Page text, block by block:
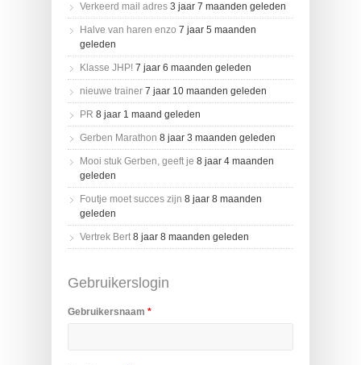
Verkeerd mail adres 3 jaar 7 maanden geleden
Halve van haren enzo 7 jaar 5 maanden
geleden
Klasse JHP! 7 jaar 6 maanden geleden
nieuwe trainer 7 jaar 10 maanden geleden
PR 8 jaar 1 maand geleden
Gerben Marathon 8 jaar 3 maanden geleden
Mooi stuk Gerben, geeft je 8 jaar 4 maanden
geleden
Foutje moet succes zijn 8 jaar 8 maanden
geleden
Vertrek Bert 8 jaar 8 maanden geleden
Gebruikerslogin
Gebruikersnaam *